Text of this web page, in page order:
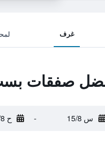
غرف
صفقات
س 15/8 - ح 16/8